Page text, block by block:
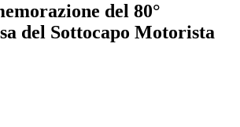
del 80°
del Sottocapo Motorista